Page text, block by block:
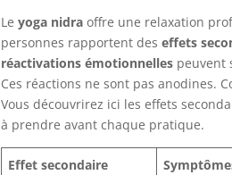
Leyoga nidra offre une relaxation
personnes rapportent deseffets
réactivations émotionnelles peuvent
Ces réactions ne sont pas anodines.
Vous découvrirez ici les effets
à prendre avant chaque pratique.
Effet secondaire